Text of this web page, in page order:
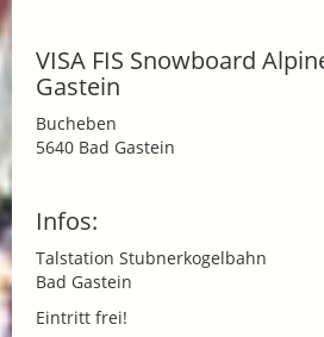
VISA FIS Snowboard
Gastein
Bucheben
5640 Bad Gastein
Infos:
Talstation Stubnerkogelbahn
Bad Gastein
Eintritt frei!